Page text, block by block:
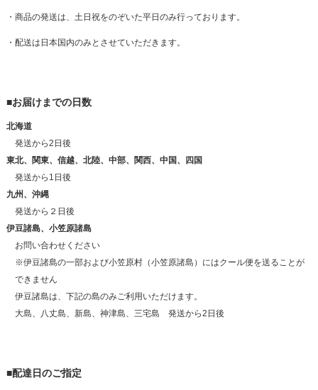
・商品の発送は、土日祝をのぞいた平日のみ行っております。
・配送は日本国内のみとさせていただきます。
■お届けまでの日数
北海道
発送から2日後
東北、関東、信越、北陸、中部、関西、中国、四国
発送から1日後
九州、沖縄
発送から２日後
伊豆諸島、小笠原諸島
お問い合わせください
※伊豆諸島の一部および小笠原村（小笠原諸島）にはクール便を送ることが
できません
伊豆諸島は、下記の島のみご利用いただけます。
大島、八丈島、新島、神津島、三宅島 発送から2日後
■配達日のご指定